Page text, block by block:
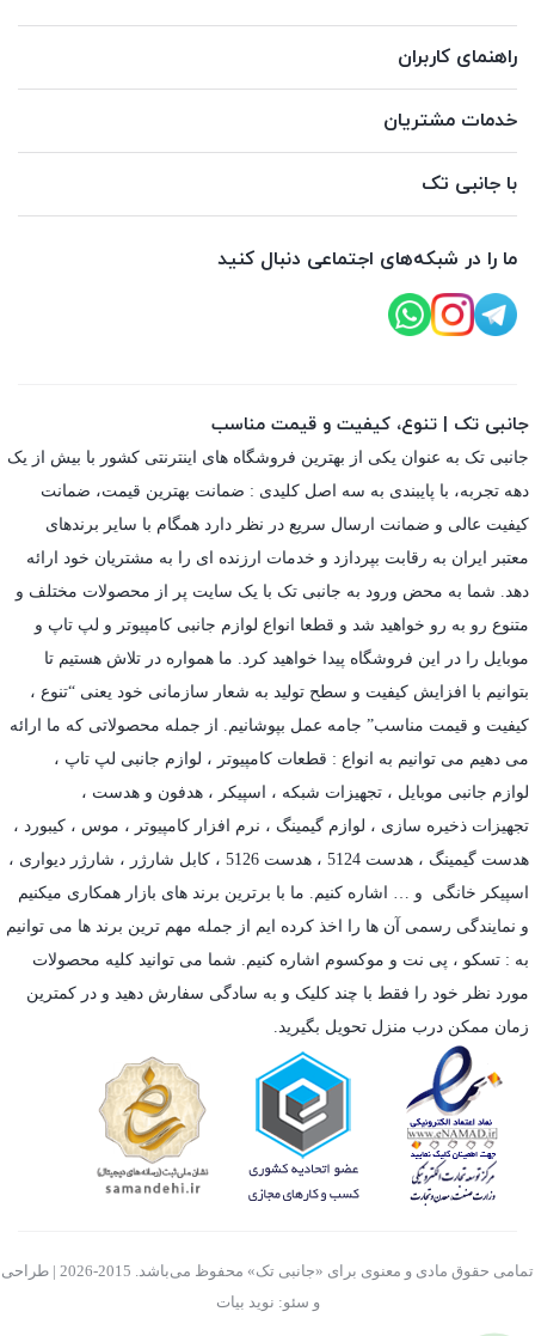
راهنمای کاربران
خدمات مشتریان
با جانبی تک
ما را در شبکه‌های اجتماعی دنبال کنید
جانبی تک | تنوع، کیفیت و قیمت مناسب
جانبی تک به عنوان یکی از بهترین فروشگاه های اینترنتی کشور با بیش از یک
دهه تجربه، با پایبندی به سه اصل کلیدی : ضمانت بهترین قیمت، ضمانت
کیفیت عالی و ضمانت ارسال سریع در نظر دارد همگام با سایر برندهای
معتبر ایران به رقابت بپردازد و خدمات ارزنده ای را به مشتریان خود ارائه
دهد. شما به محض ورود به جانبی تک با یک سایت پر از محصولات مختلف و
متنوع رو به رو خواهید شد و قطعا انواع لوازم جانبی کامپیوتر و لپ تاپ و
موبایل را در این فروشگاه پیدا خواهید کرد. ما همواره در تلاش هستیم تا
بتوانیم با افزایش کیفیت و سطح تولید به شعار سازمانی خود یعنی “تنوع ،
کیفیت و قیمت مناسب” جامه عمل بپوشانیم. از جمله محصولاتی که ما ارائه
می دهیم می توانیم به انواع : قطعات کامپیوتر ، لوازم جانبی لپ تاپ ،
لوازم جانبی موبایل ، تجهیزات شبکه ، اسپیکر ، هدفون و هدست ،
تجهیزات ذخیره سازی ، لوازم گیمینگ ، نرم افزار کامپیوتر ، موس ، کیبورد ،
هدست گیمینگ ، هدست 5124 ، هدست 5126 ، کابل شارژر ، شارژر دیواری ،
اسپیکر خانگی و … اشاره کنیم. ما با برترین برند های بازار همکاری میکنیم
و نمایندگی رسمی آن ها را اخذ کرده ایم از جمله مهم ترین برند ها می توانیم
به : تسکو ، پی نت و موکسوم اشاره کنیم. شما می توانید کلیه محصولات
مورد نظر خود را فقط با چند کلیک و به سادگی سفارش دهید و در کمترین
زمان ممکن درب منزل تحویل بگیرید.
تمامی حقوق مادی و معنوی برای «جانبی تک» محفوظ می‌باشد. 2015-2026 | طراحی
و سئو: نوید بیات